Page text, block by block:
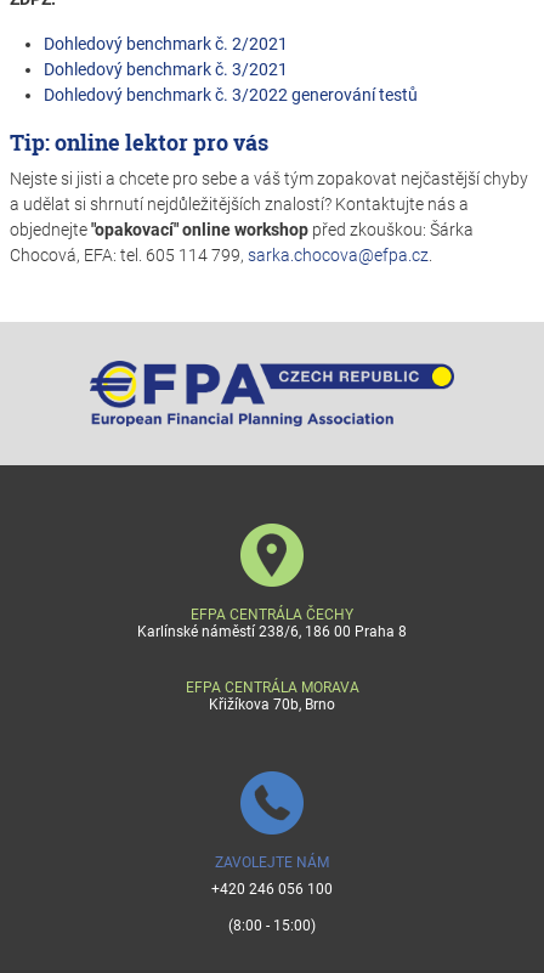
Dohledový benchmark č. 2/2021
Dohledový benchmark č. 3/2021
Dohledový benchmark č. 3/2022 generování testů
Tip: online lektor pro vás
Nejste si jisti a chcete pro sebe a váš tým zopakovat nejčastější chyby
a udělat si shrnutí nejdůležitějších znalostí? Kontaktujte nás a
objednejte"opakovací" online workshop před zkouškou: Šárka
Chocová, EFA: tel. 605 114 799, sarka.chocova@efpa.cz.
EFPA CENTRÁLA ČECHY
Karlínské náměstí 238/6, 186 00 Praha 8
EFPA CENTRÁLA MORAVA
Křižíkova 70b, Brno
ZAVOLEJTE NÁM
+420 246 056 100
(8:00 - 15:00)